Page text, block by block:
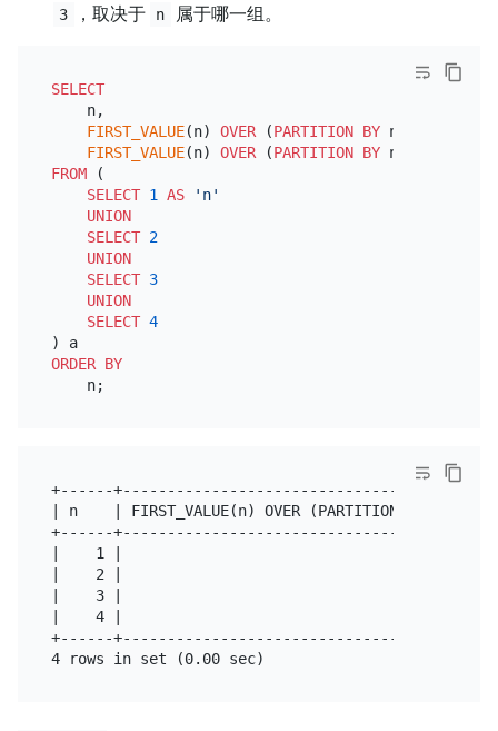
3 ，取决于 n 属于哪一组。
SELECT
    n,
FIRST_VALUE(n) OVER (PARTITION BY n MOD
FIRST_VALUE(n) OVER (PARTITION BY n
FROM (
SELECT 1 AS
'n'
UNION
SELECT 2
UNION
SELECT 3
UNION
SELECT 4
) a
ORDER BY
+------
| n    | FIRST_VALUE(n) OVER (PARTITION BY n MOD
+------
|    1 |
|    2 |
|    3 |
|    4 |
+------